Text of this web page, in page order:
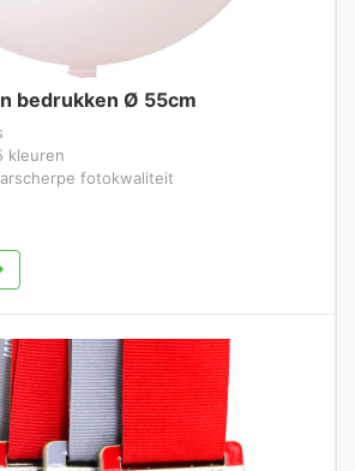
bedrukken Ø 55cm
kleuren
fotokwaliteit